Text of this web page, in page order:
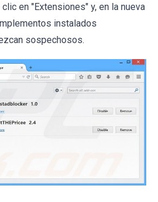
en "Extensiones" y, en la nueva
instalados
sospechosos.